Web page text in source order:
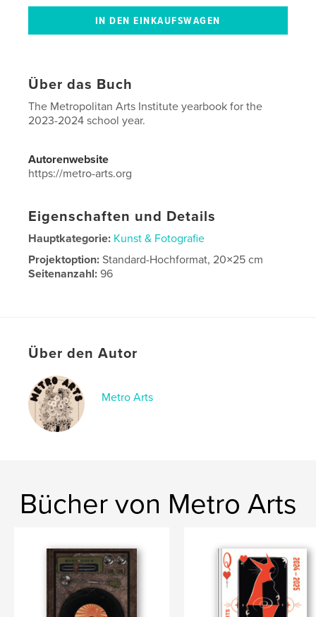
Über das Buch
The Metropolitan Arts Institute yearbook for the
2023-2024 school year.
Autorenwebsite
https://metro-arts.org
Eigenschaften und Details
Hauptkategorie: Kunst & Fotografie
Projektoption:Standard-Hochformat, 20×25 cm
Seitenanzahl:96
MetroYearbook , MetroArts
Über den Autor
Metro Arts
Bücher von Metro Arts